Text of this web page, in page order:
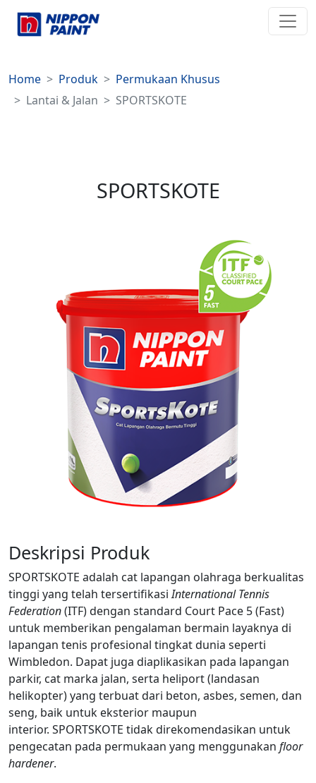
Home Produk
Permukaan Khusus
Lantai & Jalan
SPORTSKOTE
SPORTSKOTE
Deskripsi Produk
SPORTSKOTE adalah cat lapangan olahraga berkualitas
tinggi yang telah tersertifikasiInternational Tennis
Federation(ITF) dengan standard Court Pace 5 (Fast)
untuk memberikan pengalaman bermain layaknya di
lapangan tenis profesional tingkat dunia seperti
Wimbledon. Dapat juga diaplikasikan pada lapangan
parkir, cat marka jalan, serta heliport (landasan
helikopter) yang terbuat dari beton, asbes, semen, dan
seng, baik untuk eksterior maupun
interior. SPORTSKOTE tidak direkomendasikan untuk
pengecatan pada permukaan yang menggunakan floor
hardener.